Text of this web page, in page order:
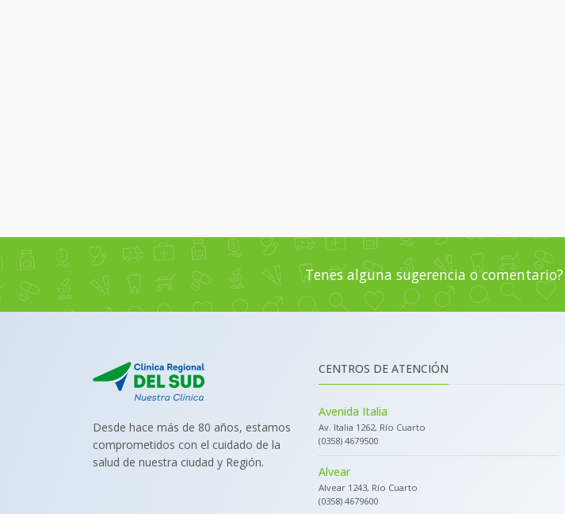
Tenes alguna sugerencia o
Desde hace más de 80 años, estamos
comprometidos con el cuidado de la
salud de nuestra ciudad y Región.
CENTROS DE ATENCIÓN
Avenida Italia
Av. Italia 1262, Río Cuarto
(0358) 4679500
Alvear
Alvear 1243, Río Cuarto
(0358) 4679600